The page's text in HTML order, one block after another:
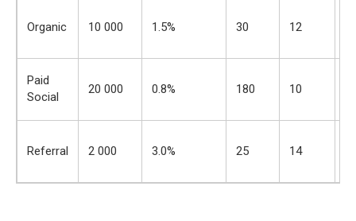
Organic 10 000 1.5% 30 12
Paid
Social
20 000 0.8% 180 10
Referral 2 000 3.0% 25 14